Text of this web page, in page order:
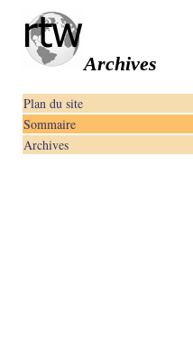
Archives
Plan du site
Sommaire
Archives